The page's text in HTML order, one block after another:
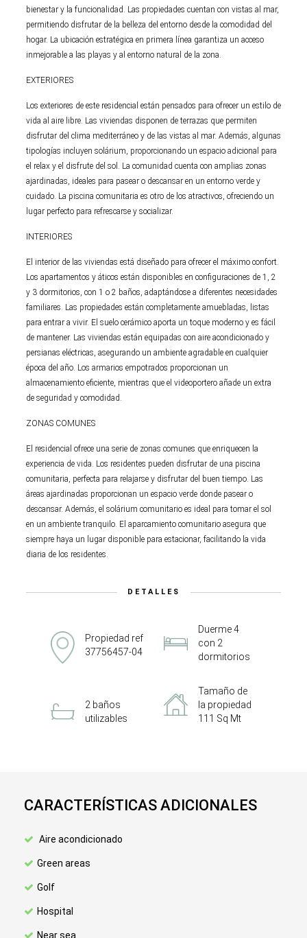
bienestar y la funcionalidad. Las propiedades cuentan con vistas al mar,
permitiendo disfrutar de la belleza del entorno desde la comodidad del
hogar. La ubicación estratégica en primera línea garantiza un acceso
inmejorable a las playas y al entorno natural de la zona.
EXTERIORES
Los exteriores de este residencial están pensados para ofrecer un estilo de
vida al aire libre. Las viviendas disponen de terrazas que permiten
disfrutar del clima mediterráneo y de las vistas al mar. Además, algunas
tipologías incluyen solárium, proporcionando un espacio adicional para
el relax y el disfrute del sol. La comunidad cuenta con amplias zonas
ajardinadas, ideales para pasear o descansar en un entorno verde y
cuidado. La piscina comunitaria es otro de los atractivos, ofreciendo un
lugar perfecto para refrescarse y socializar.
INTERIORES
El interior de las viviendas está diseñado para ofrecer el máximo confort.
Los apartamentos y áticos están disponibles en configuraciones de 1, 2
y 3 dormitorios, con 1 o 2 baños, adaptándose a diferentes necesidades
familiares. Las propiedades están completamente amuebladas, listas
para entrar a vivir. El suelo cerámico aporta un toque moderno y es fácil
de mantener. Las viviendas están equipadas con aire acondicionado y
persianas eléctricas, asegurando un ambiente agradable en cualquier
época del año. Los armarios empotrados proporcionan un
almacenamiento eficiente, mientras que el videoportero añade un extra
de seguridad y comodidad.
ZONAS COMUNES
El residencial ofrece una serie de zonas comunes que enriquecen la
experiencia de vida. Los residentes pueden disfrutar de una piscina
comunitaria, perfecta para relajarse y disfrutar del buen tiempo. Las
áreas ajardinadas proporcionan un espacio verde donde pasear o
descansar. Además, el solárium comunitario es ideal para tomar el sol
en un ambiente tranquilo. El aparcamiento comunitario asegura que
siempre haya un lugar disponible para estacionar, facilitando la vida
diaria de los residentes.
DETALLES
Propiedad ref
37756457-04
Duerme 4
con 2
dormitorios
2 baños
utilizables
Tamaño de
la propiedad
111 Sq Mt
CARACTERÍSTICAS ADICIONALES
Aire acondicionado
Green areas
Golf
Hospital
Near sea